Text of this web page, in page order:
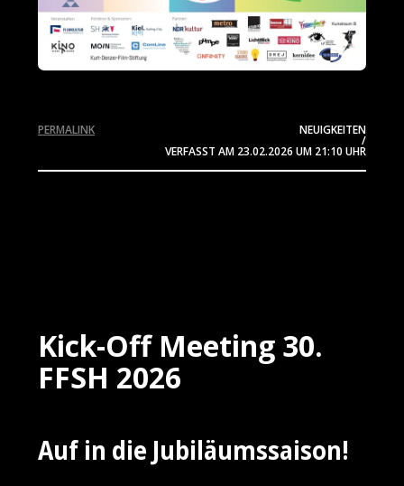
NEUIGKEITEN
/
VERFASST AM 23.02.2026 UM 21:10 UHR
PERMALINK
Kick-Off Meeting 30.
FFSH 2026
Auf in die Jubiläumssaison!